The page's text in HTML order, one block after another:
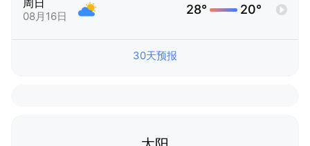
周日
08月16日 28° 20°
30天预报